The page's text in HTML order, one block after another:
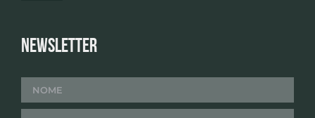
Newsletter